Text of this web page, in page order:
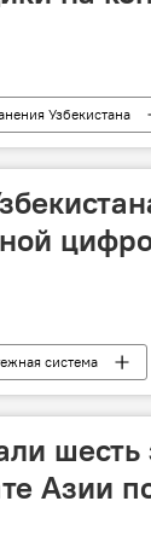
Узбекистана
пандемия
система
шесть
Азии